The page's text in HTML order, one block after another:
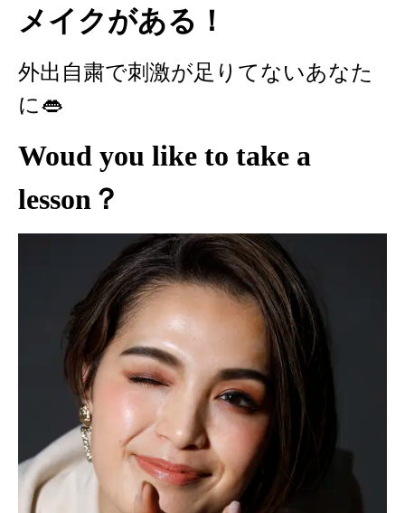
メイクがある！
外出自粛で刺激が足りてないあなた
に👄
Woud you like to take a
lesson？